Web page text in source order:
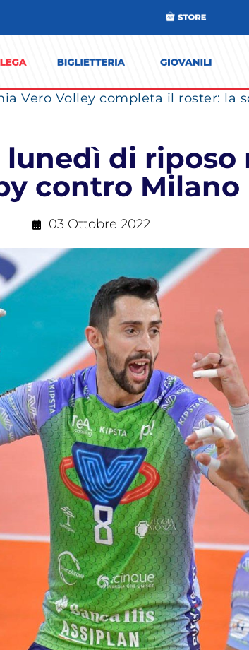
lunedì di
contro Milano
03 Ottobre 2022